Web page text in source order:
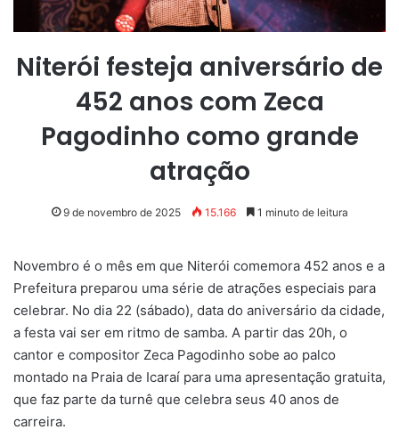
Niterói festeja aniversário de
452 anos com Zeca
Pagodinho como grande
atração
9 de novembro de 2025 15.166 1 minuto de leitura
Novembro é o mês em que Niterói comemora 452 anos e a
Prefeitura preparou uma série de atrações especiais para
celebrar. No dia 22 (sábado), data do aniversário da cidade,
a festa vai ser em ritmo de samba. A partir das 20h, o
cantor e compositor Zeca Pagodinho sobe ao palco
montado na Praia de Icaraí para uma apresentação gratuita,
que faz parte da turnê que celebra seus 40 anos de
carreira.